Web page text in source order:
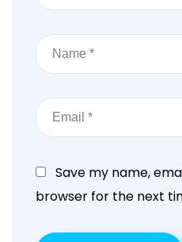
Save my name,
browser for the next